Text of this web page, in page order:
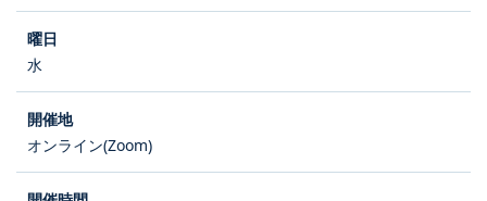
水
オンライン(Zoom)